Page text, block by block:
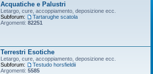
Acquatiche e Palustri
Letargo, cure, accoppiamento, deposizione ecc.
Subforum:
Tartarughe scatola
Argomenti: 82251
Terrestri Esotiche
Letargo, cure, accoppiamento, deposizione ecc.
Subforum:
Testudo horsfieldii
Argomenti: 5585